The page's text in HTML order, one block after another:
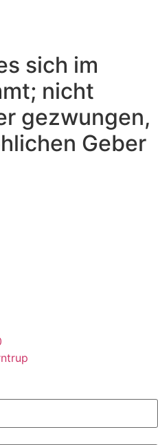
sich im
nicht
gezwungen,
Geber